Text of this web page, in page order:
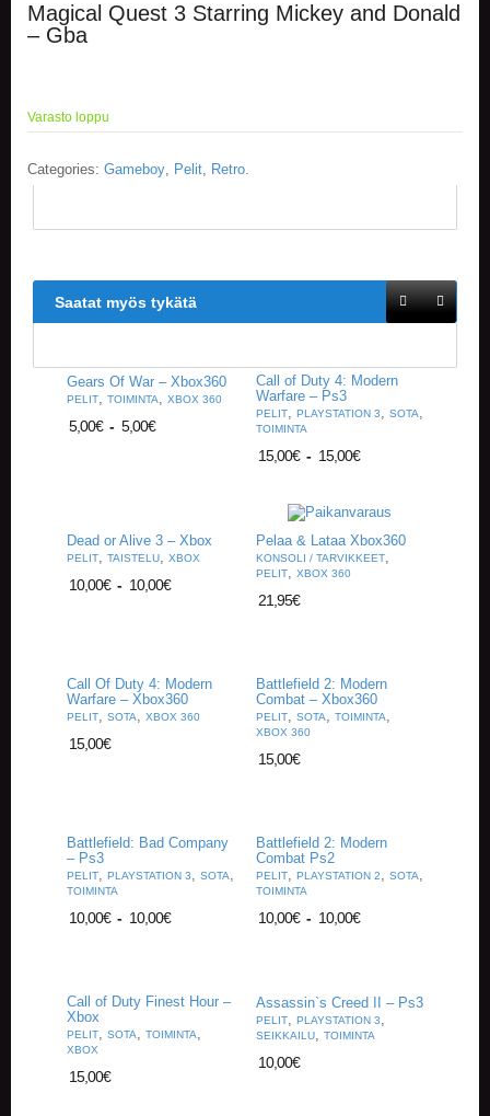
Magical Quest 3 Starring Mickey and Donald
– Gba
Varasto loppu
Categories: Gameboy, Pelit, Retro.
Saatat myös tykätä
Gears Of War – Xbox360
PELIT, TOIMINTA, XBOX 360
5,00€ - 5,00€
Call of Duty 4: Modern
Warfare – Ps3
PELIT, PLAYSTATION 3, SOTA,
TOIMINTA
15,00€ - 15,00€
Dead or Alive 3 – Xbox
PELIT, TAISTELU, XBOX
10,00€ - 10,00€
Pelaa & Lataa Xbox360
KONSOLI / TARVIKKEET,
PELIT, XBOX 360
21,95€
Call Of Duty 4: Modern
Warfare – Xbox360
PELIT, SOTA, XBOX 360
15,00€
Battlefield 2: Modern
Combat – Xbox360
PELIT, SOTA, TOIMINTA,
XBOX 360
15,00€
Battlefield: Bad Company
– Ps3
PELIT, PLAYSTATION 3, SOTA,
TOIMINTA
10,00€ - 10,00€
Battlefield 2: Modern
Combat Ps2
PELIT, PLAYSTATION 2, SOTA,
TOIMINTA
10,00€ - 10,00€
Call of Duty Finest Hour –
Xbox
PELIT, SOTA, TOIMINTA,
XBOX
15,00€
Assassin`s Creed II – Ps3
PELIT, PLAYSTATION 3,
SEIKKAILU, TOIMINTA
10,00€